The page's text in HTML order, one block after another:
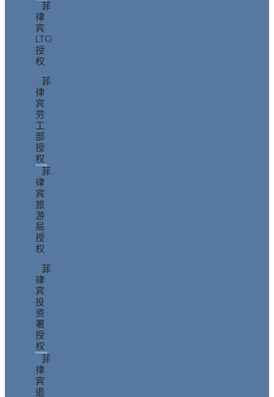
菲
律
宾
LTO
授
权
菲
律
宾
劳
工
部
授
权
菲
律
宾
旅
游
局
授
权
菲
律
宾
投
资
署
授
权
菲
律
宾
退